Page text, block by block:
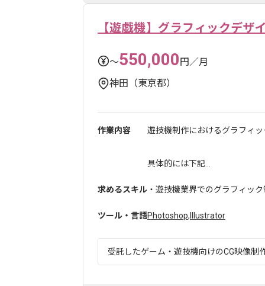
【遊戯機】グラフィックデザ
〜550,000円／月
神田（東京都）
作業内容 遊技機制作におけるグラフィ
具体的には下記...
求めるスキル ・遊技機業界でのグラフィッ
ツール・言語Photoshop, Illustrator
受託したゲーム・遊技機向けのCG映像制